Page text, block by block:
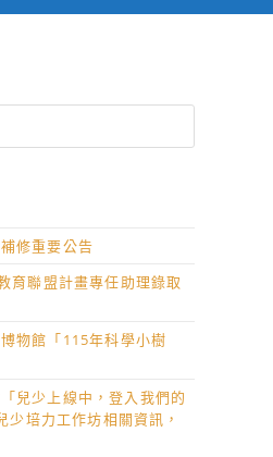
修重要公告
育聯盟計畫專任助理錄取
物館「115年科學小樹
兒少上線中，登入我們的
培力工作坊相關資訊，